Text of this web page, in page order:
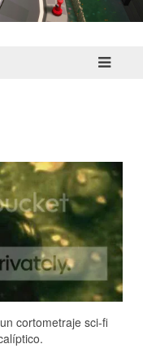
cortometraje sci-fi